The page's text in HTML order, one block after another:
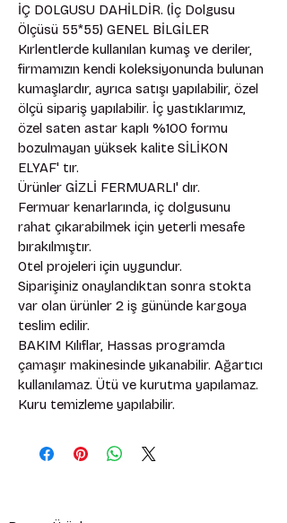
İÇ DOLGUSU DAHİLDİR. (İç Dolgusu
Ölçüsü 55*55) GENEL BİLGİLER
Kırlentlerde kullanılan kumaş ve deriler,
firmamızın kendi koleksiyonunda bulunan
kumaşlardır, ayrıca satışı yapılabilir, özel
ölçü sipariş yapılabilir. İç yastıklarımız,
özel saten astar kaplı %100 formu
bozulmayan yüksek kalite SİLİKON
ELYAF' tır.
Ürünler GİZLİ FERMUARLI' dır.
Fermuar kenarlarında, iç dolgusunu
rahat çıkarabilmek için yeterli mesafe
bırakılmıştır.
Otel projeleri için uygundur.
Siparişiniz onaylandıktan sonra stokta
var olan ürünler 2 iş gününde kargoya
teslim edilir.
BAKIM Kılıflar, Hassas programda
çamaşır makinesinde yıkanabilir. Ağartıcı
kullanılamaz. Ütü ve kurutma yapılamaz.
Kuru temizleme yapılabilir.